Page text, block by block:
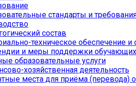
стандарты и
состав
техническое обеспечение
и меры поддержки
образовательные услуги
хозяйственная деятельность
места для приёма (перевода)